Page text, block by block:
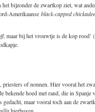
het bijzonder de zwartkop ziet, wat
Amerikaanse black-capped chickadee
, maar bij het vrouwtje is de kop rood’
of nonnen. Hier vooral het
bekende hoed met rand, die in Spanje
maar vooral toch aan de